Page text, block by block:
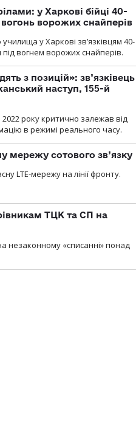
у Харкові бійці 40-
вогонь ворожих снайперів
у Харкові зв’язківцям 40-
вогнем ворожих снайперів.
з позицій»: зв’язківець
наступ, 155-й
2022 року критично залежав від
в режимі реального часу.
мережу сотового зв’язку
LTE-мережу на лінії фронту.
ТЦК та СП на
незаконному «списанні» понад